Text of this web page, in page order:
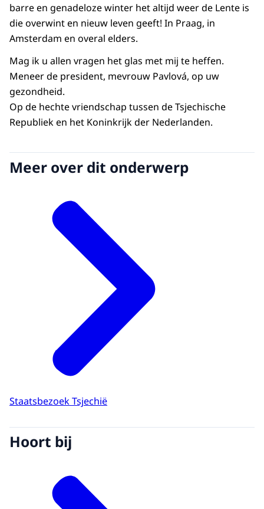
barre en genadeloze winter het altijd weer de Lente is
die overwint en nieuw leven geeft! In Praag, in
Amsterdam en overal elders.
Mag ik u allen vragen het glas met mij te heffen.
Meneer de president, mevrouw Pavlová, op uw
gezondheid.
Op de hechte vriendschap tussen de Tsjechische
Republiek en het Koninkrijk der Nederlanden.
Meer over dit onderwerp
Staatsbezoek Tsjechië
Hoort bij